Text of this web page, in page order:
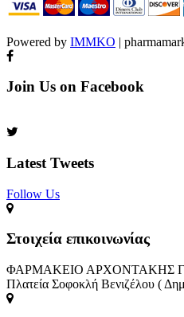
Powered by IMMKO |
Join Us on Facebook
Latest Tweets
Follow Us​
Στοιχεία επικοινωνίας
ΦΑΡΜΑΚΕΙΟ ΑΡΧΟΝΤΑΚΗΣ
Πλατεία Σοφοκλή Βενιζέλου (